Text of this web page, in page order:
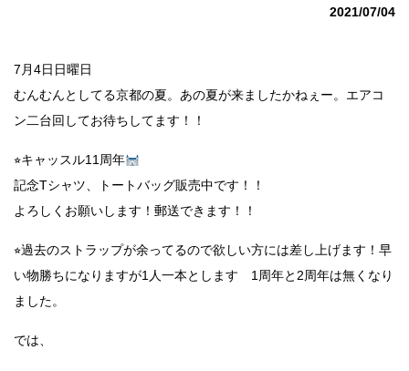
2021/07/04
7月4日日曜日
むんむんとしてる京都の夏。あの夏が来ましたかねぇー。エアコ
ン二台回してお待ちしてます！！
⭐︎キャッスル11周年
記念Tシャツ、トートバッグ販売中です！！
よろしくお願いします！郵送できます！！
⭐︎過去のストラップが余ってるので欲しい方には差し上げます！早
い物勝ちになりますが1人一本とします 1周年と2周年は無くなり
ました。
では、